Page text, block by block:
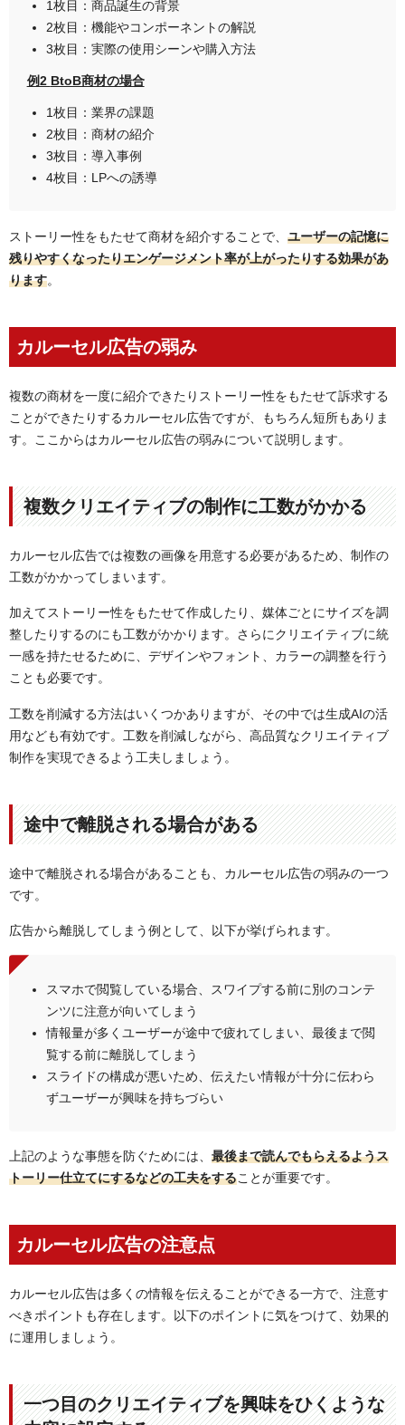
1枚目：商品誕生の背景
2枚目：機能やコンポーネントの解説
3枚目：実際の使用シーンや購入方法
例2 BtoB商材の場合
1枚目：業界の課題
2枚目：商材の紹介
3枚目：導入事例
4枚目：LPへの誘導
ストーリー性をもたせて商材を紹介することで、 ユーザーの記憶に
残りやすくなったりエンゲージメント率が上がったりする効果があ
ります。
カルーセル広告の弱み
複数の商材を一度に紹介できたりストーリー性をもたせて訴求する
ことができたりするカルーセル広告ですが、もちろん短所もありま
す。ここからはカルーセル広告の弱みについて説明します。
複数クリエイティブの制作に工数がかかる
カルーセル広告では複数の画像を用意する必要があるため、制作の
工数がかかってしまいます。
加えてストーリー性をもたせて作成したり、媒体ごとにサイズを調
整したりするのにも工数がかかります。さらにクリエイティブに統
一感を持たせるために、デザインやフォント、カラーの調整を行う
ことも必要です。
工数を削減する方法はいくつかありますが、その中では生成AIの活
用なども有効です。工数を削減しながら、高品質なクリエイティブ
制作を実現できるよう工夫しましょう。
途中で離脱される場合がある
途中で離脱される場合があることも、カルーセル広告の弱みの一つ
です。
広告から離脱してしまう例として、以下が挙げられます。
スマホで閲覧している場合、スワイプする前に別のコンテ
ンツに注意が向いてしまう
情報量が多くユーザーが途中で疲れてしまい、最後まで閲
覧する前に離脱してしまう
スライドの構成が悪いため、伝えたい情報が十分に伝わら
ずユーザーが興味を持ちづらい
上記のような事態を防ぐためには、 最後まで読んでもらえるようス
トーリー仕立てにするなどの工夫をすることが重要です。
カルーセル広告の注意点
カルーセル広告は多くの情報を伝えることができる一方で、注意す
べきポイントも存在します。以下のポイントに気をつけて、効果的
に運用しましょう。
一つ目のクリエイティブを興味をひくような